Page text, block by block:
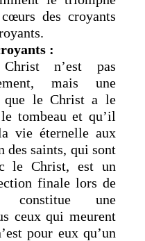
des croyants
:
n’est pas
mais une
que le Christ a le
tombeau et qu’il
vie éternelle aux
des saints, qui sont
le Christ, est un
finale lors de
une
ceux qui meurent
pour eux qu’un